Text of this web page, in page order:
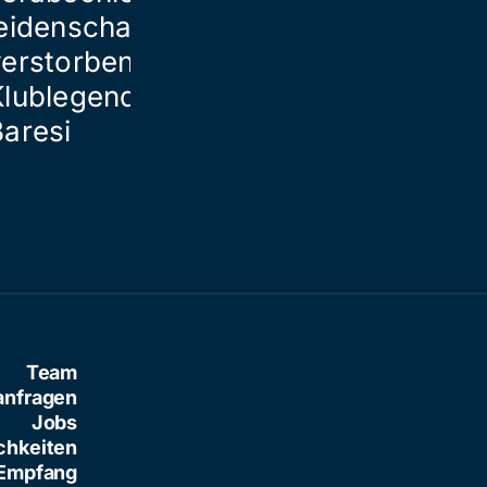
von
Franco
Team
Jobs